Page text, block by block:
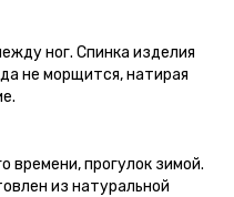
ног. Спинка изделия
не морщится, натирая
времени, прогулок зимой.
из натуральной